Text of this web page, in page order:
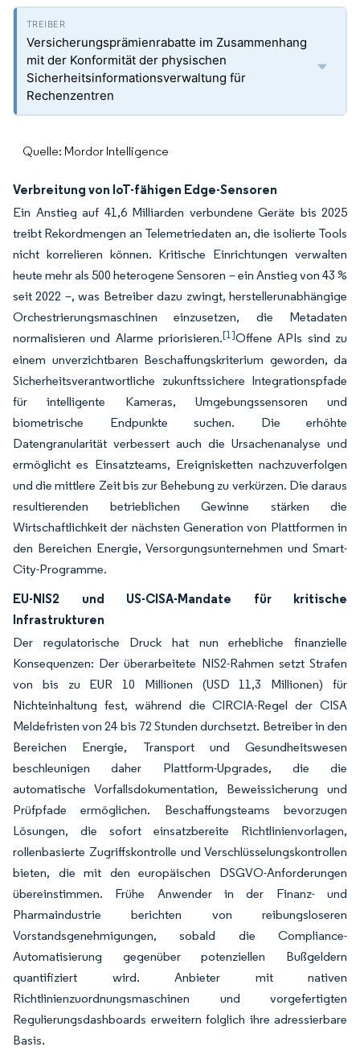
Versicherungsprämienrabatte im Zusammenhang
mit der Konformität der physischen
Sicherheitsinformationsverwaltung für
Rechenzentren
Quelle: Mordor Intelligence
Verbreitung von IoT-fähigen Edge-Sensoren
Ein Anstieg auf 41,6 Milliarden verbundene Geräte bis 2025
treibt Rekordmengen an Telemetriedaten an, die isolierte Tools
nicht korrelieren können. Kritische Einrichtungen verwalten
heute mehr als 500 heterogene Sensoren – ein Anstieg von 43 %
seit 2022 –, was Betreiber dazu zwingt, herstellerunabhängige
Orchestrierungsmaschinen einzusetzen, die Metadaten
normalisieren und Alarme priorisieren.[1]Offene APIs sind zu
einem unverzichtbaren Beschaffungskriterium geworden, da
Sicherheitsverantwortliche zukunftssichere Integrationspfade
für intelligente Kameras, Umgebungssensoren und
biometrische Endpunkte suchen. Die erhöhte
Datengranularität verbessert auch die Ursachenanalyse und
ermöglicht es Einsatzteams, Ereignisketten nachzuverfolgen
und die mittlere Zeit bis zur Behebung zu verkürzen. Die daraus
resultierenden betrieblichen Gewinne stärken die
Wirtschaftlichkeit der nächsten Generation von Plattformen in
den Bereichen Energie, Versorgungsunternehmen und Smart-
City-Programme.
EU-NIS2 und US-CISA-Mandate für kritische
Infrastrukturen
Der regulatorische Druck hat nun erhebliche finanzielle
Konsequenzen: Der überarbeitete NIS2-Rahmen setzt Strafen
von bis zu EUR 10 Millionen (USD 11,3 Millionen) für
Nichteinhaltung fest, während die CIRCIA-Regel der CISA
Meldefristen von 24 bis 72 Stunden durchsetzt. Betreiber in den
Bereichen Energie, Transport und Gesundheitswesen
beschleunigen daher Plattform-Upgrades, die die
automatische Vorfallsdokumentation, Beweissicherung und
Prüfpfade ermöglichen. Beschaffungsteams bevorzugen
Lösungen, die sofort einsatzbereite Richtlinienvorlagen,
rollenbasierte Zugriffskontrolle und Verschlüsselungskontrollen
bieten, die mit den europäischen DSGVO-Anforderungen
übereinstimmen. Frühe Anwender in der Finanz- und
Pharmaindustrie berichten von reibungsloseren
Vorstandsgenehmigungen, sobald die Compliance-
Automatisierung gegenüber potenziellen Bußgeldern
quantifiziert wird. Anbieter mit nativen
Richtlinienzuordnungsmaschinen und vorgefertigten
Regulierungsdashboards erweitern folglich ihre adressierbare
Basis.